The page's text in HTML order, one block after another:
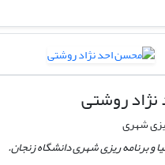
روشتی
شهری
و برنامه ریزی شهری دانشگاه زنجان.